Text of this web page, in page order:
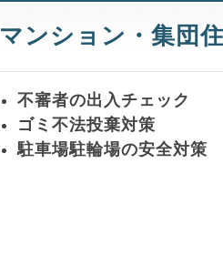
マンション・集団
不審者の出入チェック
ゴミ不法投棄対策
駐車場駐輪場の安全対策